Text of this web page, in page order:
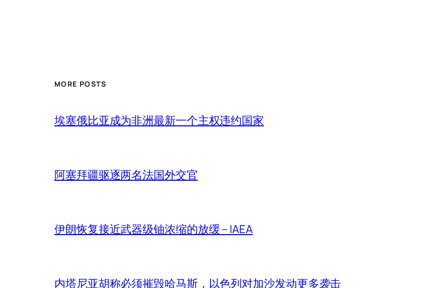
MORE POSTS
埃塞俄比亚成为非洲最新一个主权违约国家
阿塞拜疆驱逐两名法国外交官
伊朗恢复接近武器级铀浓缩的放缓 – IAEA
内塔尼亚胡称必须摧毁哈马斯，以色列对加沙发动更多袭击